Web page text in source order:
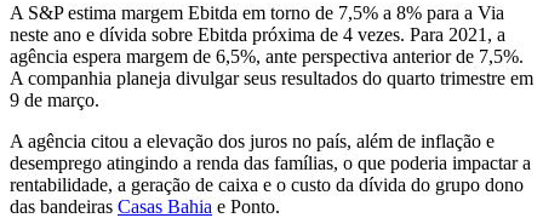
A S&P estima margem Ebitda em torno de 7,5% a 8% para a Via
neste ano e dívida sobre Ebitda próxima de 4 vezes. Para 2021, a
agência espera margem de 6,5%, ante perspectiva anterior de 7,5%.
A companhia planeja divulgar seus resultados do quarto trimestre em
9 de março.
A agência citou a elevação dos juros no país, além de inflação e
desemprego atingindo a renda das famílias, o que poderia impactar a
rentabilidade, a geração de caixa e o custo da dívida do grupo dono
das bandeiras Casas Bahia e Ponto.